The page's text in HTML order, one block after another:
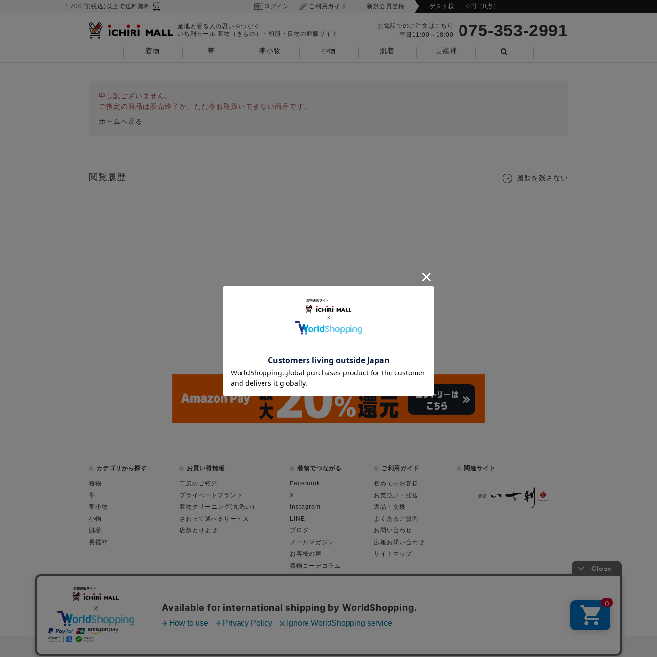
7,700円(税込)以上で送料無料 ログイン ご利用ガイド 新規会員登録 ゲスト様 0円（0点）
産地と着る人の思いをつなぐ
いち利モール 着物（きもの）・和服・反物の通販サイト
お電話でのご注文はこちら
平日11:00～18:00
075-353-2991
着物 帯 帯小物 小物 肌着
長襦袢
申し訳ございません。
ご指定の商品は販売終了か、ただ今お取扱いできない商品です。
ホームへ戻る
閲覧履歴 履歴を残さない
カテゴリから探す
着物
帯
帯小物
小物
肌着
長襦袢
お買い得情報
工房のご紹介
プライベートブランド
着物クリーニング(丸洗い）
さわって選べるサービス
店舗とりよせ
着物でつながる
Facebook
X
Instagram
LINE
ブログ
メールマガジン
お客様の声
着物コーデコラム
ご利用ガイド
初めてのお客様
お支払い・発送
返品・交換
よくあるご質問
お問い合わせ
広報お問い合わせ
サイトマップ
関連サイト